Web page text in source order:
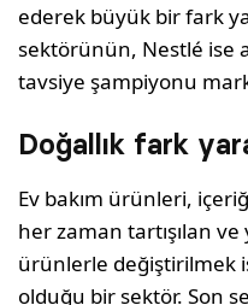
ederek büyük bir fark
sektörünün, Nestlé ise
tavsiye şampiyonu
Doğallık fark
Ev bakım ürünleri,
her zaman tartışılan
ürünlerle değiştirilmek
olduğu bir sektör. Son